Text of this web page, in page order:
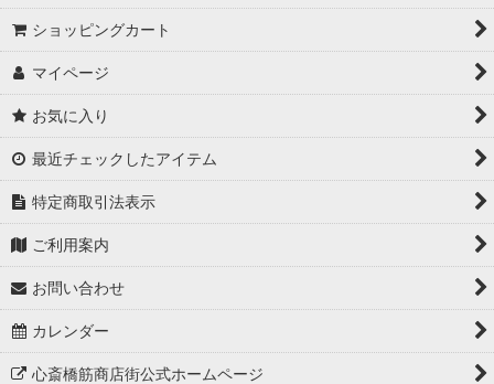
ショッピングカート
マイページ
お気に入り
最近チェックしたアイテム
特定商取引法表示
ご利用案内
お問い合わせ
カレンダー
心斎橋筋商店街公式ホームページ